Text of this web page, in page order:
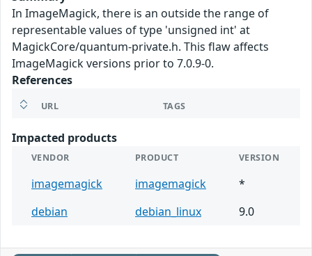
In ImageMagick, there is an outside the range of
representable values of type 'unsigned int' at
MagickCore/quantum-private.h. This flaw affects
ImageMagick versions prior to 7.0.9-0.
References
URL TAGS
Impacted products
VENDOR PRODUCT VERSION
imagemagick imagemagick
*
debian
debian_linux 9.0